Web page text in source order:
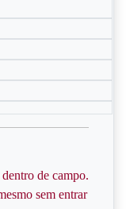
de campo.
sem entrar